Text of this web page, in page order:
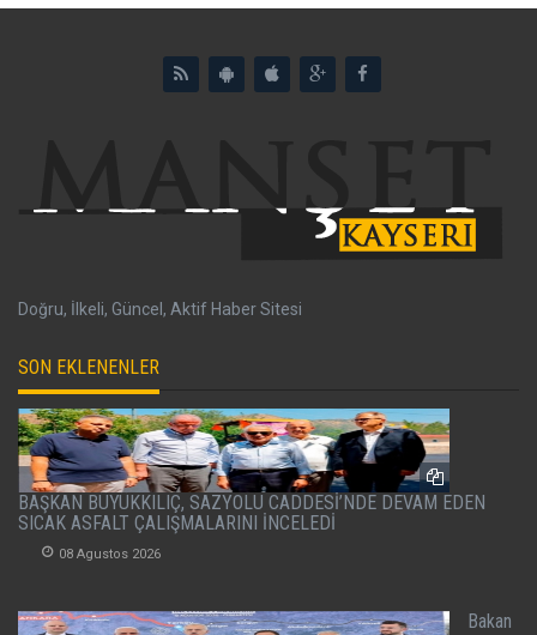
Doğru, İlkeli, Güncel, Aktif Haber Sitesi
SON EKLENENLER
BAŞKAN BÜYÜKKILIÇ, SAZYOLU CADDESİ’NDE DEVAM EDEN
SICAK ASFALT ÇALIŞMALARINI İNCELEDİ
08 Agustos 2026
Bakan